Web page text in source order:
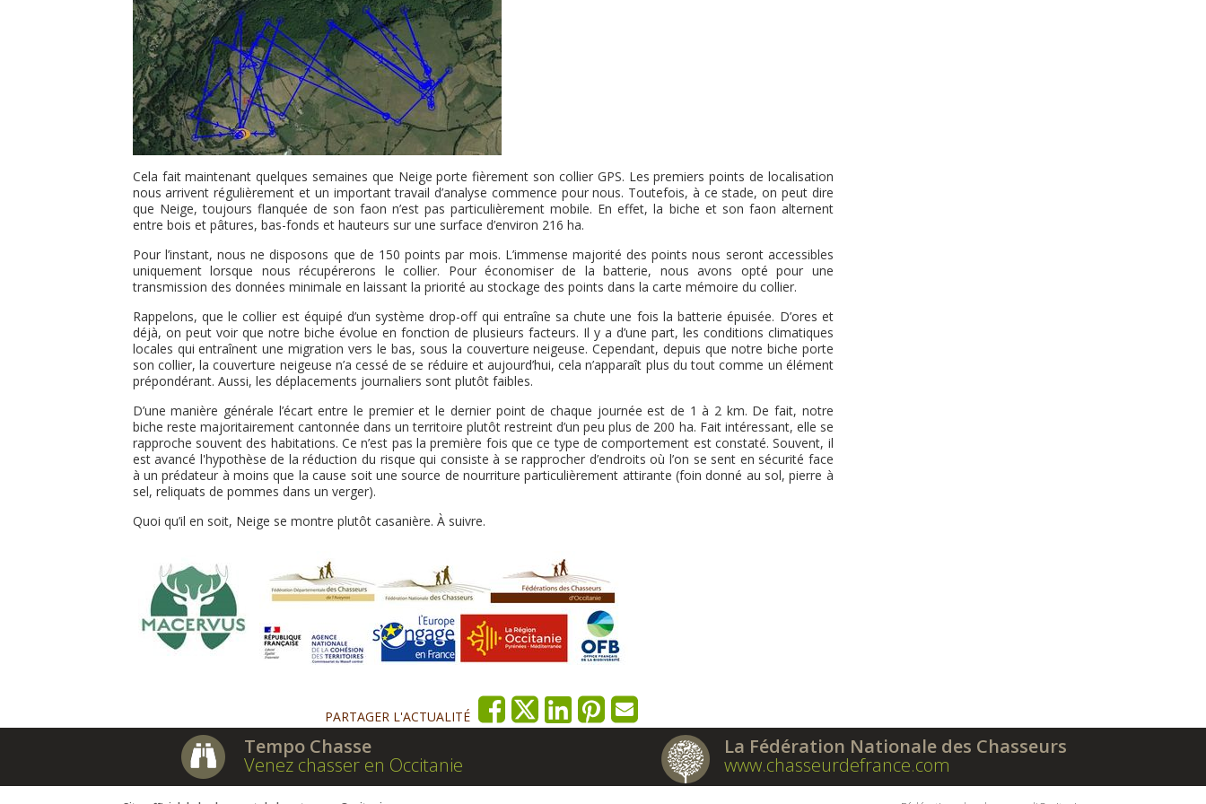
Cela fait maintenant quelques semaines que Neige porte fièrement son collier GPS. Les premiers points de localisation
nous arrivent régulièrement et un important travail d’analyse commence pour nous. Toutefois, à ce stade, on peut dire
que Neige, toujours flanquée de son faon n’est pas particulièrement mobile. En effet, la biche et son faon alternent
entre bois et pâtures, bas-fonds et hauteurs sur une surface d’environ 216 ha.
Pour l’instant, nous ne disposons que de 150 points par mois. L’immense majorité des points nous seront accessibles
uniquement lorsque nous récupérerons le collier. Pour économiser de la batterie, nous avons opté pour une
transmission des données minimale en laissant la priorité au stockage des points dans la carte mémoire du collier.
Rappelons, que le collier est équipé d’un système drop-off qui entraîne sa chute une fois la batterie épuisée. D’ores et
déjà, on peut voir que notre biche évolue en fonction de plusieurs facteurs. Il y a d’une part, les conditions climatiques
locales qui entraînent une migration vers le bas, sous la couverture neigeuse. Cependant, depuis que notre biche porte
son collier, la couverture neigeuse n’a cessé de se réduire et aujourd’hui, cela n’apparaît plus du tout comme un élément
prépondérant. Aussi, les déplacements journaliers sont plutôt faibles.
D’une manière générale l’écart entre le premier et le dernier point de chaque journée est de 1 à 2 km. De fait, notre
biche reste majoritairement cantonnée dans un territoire plutôt restreint d’un peu plus de 200 ha. Fait intéressant, elle se
rapproche souvent des habitations. Ce n’est pas la première fois que ce type de comportement est constaté. Souvent, il
est avancé l'hypothèse de la réduction du risque qui consiste à se rapprocher d’endroits où l’on se sent en sécurité face
à un prédateur à moins que la cause soit une source de nourriture particulièrement attirante (foin donné au sol, pierre à
sel, reliquats de pommes dans un verger).
Quoi qu’il en soit, Neige se montre plutôt casanière. À suivre.
PARTAGER L'ACTUALITÉ
Tempo Chasse
Venez chasser en Occitanie
La Fédération Nationale des Chasseurs
www.chasseurdefrance.com